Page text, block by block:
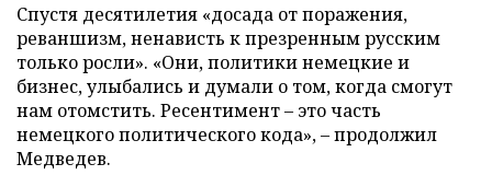
Спустя десятилетия «досада от поражения,
реваншизм, ненависть к презренным русским
только росли». «Они, политики немецкие и
бизнес, улыбались и думали о том, когда смогут
нам отомстить. Ресентимент – это часть
немецкого политического кода», – продолжил
Медведев.